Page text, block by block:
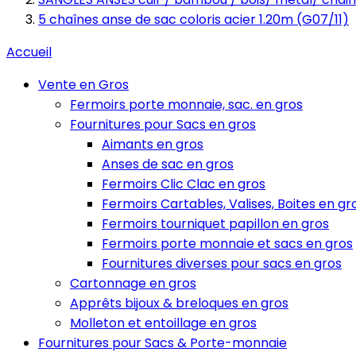
5 chaînes anse de sac coloris acier 1.20m (G07/11)
Accueil
Vente en Gros
Fermoirs porte monnaie, sac. en gros
Fournitures pour Sacs en gros
Aimants en gros
Anses de sac en gros
Fermoirs Clic Clac en gros
Fermoirs Cartables, Valises, Boites en
Fermoirs tourniquet papillon en gros
Fermoirs porte monnaie et sacs en gros
Fournitures diverses pour sacs en gros
Cartonnage en gros
Apprêts bijoux & breloques en gros
Molleton et entoillage en gros
Fournitures pour Sacs & Porte-monnaie